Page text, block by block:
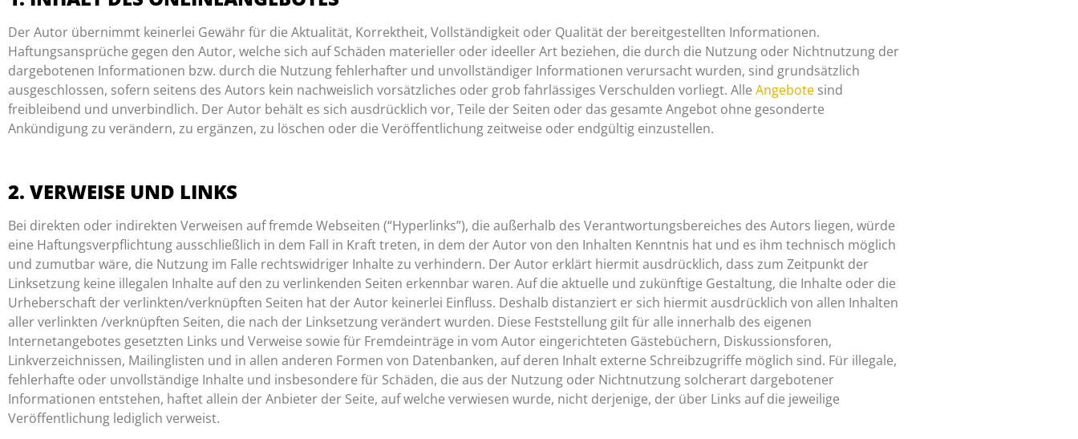
Der Autor übernimmt keinerlei Gewähr für die Aktualität, Korrektheit, Vollständigkeit oder Qualität der bereitgestellten Informationen.
Haftungsansprüche gegen den Autor, welche sich auf Schäden materieller oder ideeller Art beziehen, die durch die Nutzung oder Nichtnutzung der
dargebotenen Informationen bzw. durch die Nutzung fehlerhafter und unvollständiger Informationen verursacht wurden, sind grundsätzlich
ausgeschlossen, sofern seitens des Autors kein nachweislich vorsätzliches oder grob fahrlässiges Verschulden vorliegt. Alle Angebote sind
freibleibend und unverbindlich. Der Autor behält es sich ausdrücklich vor, Teile der Seiten oder das gesamte Angebot ohne gesonderte
Ankündigung zu verändern, zu ergänzen, zu löschen oder die Veröffentlichung zeitweise oder endgültig einzustellen.
2. VERWEISE UND LINKS
Bei direkten oder indirekten Verweisen auf fremde Webseiten (“Hyperlinks”), die außerhalb des Verantwortungsbereiches des Autors liegen, würde
eine Haftungsverpflichtung ausschließlich in dem Fall in Kraft treten, in dem der Autor von den Inhalten Kenntnis hat und es ihm technisch möglich
und zumutbar wäre, die Nutzung im Falle rechtswidriger Inhalte zu verhindern. Der Autor erklärt hiermit ausdrücklich, dass zum Zeitpunkt der
Linksetzung keine illegalen Inhalte auf den zu verlinkenden Seiten erkennbar waren. Auf die aktuelle und zukünftige Gestaltung, die Inhalte oder die
Urheberschaft der verlinkten/verknüpften Seiten hat der Autor keinerlei Einfluss. Deshalb distanziert er sich hiermit ausdrücklich von allen Inhalten
aller verlinkten /verknüpften Seiten, die nach der Linksetzung verändert wurden. Diese Feststellung gilt für alle innerhalb des eigenen
Internetangebotes gesetzten Links und Verweise sowie für Fremdeinträge in vom Autor eingerichteten Gästebüchern, Diskussionsforen,
Linkverzeichnissen, Mailinglisten und in allen anderen Formen von Datenbanken, auf deren Inhalt externe Schreibzugriffe möglich sind. Für illegale,
fehlerhafte oder unvollständige Inhalte und insbesondere für Schäden, die aus der Nutzung oder Nichtnutzung solcherart dargebotener
Informationen entstehen, haftet allein der Anbieter der Seite, auf welche verwiesen wurde, nicht derjenige, der über Links auf die jeweilige
Veröffentlichung lediglich verweist.